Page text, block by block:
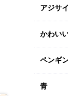
アジサイ
かわい
ペンギ
青